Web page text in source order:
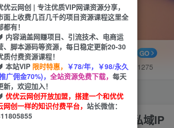
路子。
APP下载 GO
站长V：hu91275
玩转小红书，做个赚钱的私域IP
优云网创 | 专注优质VIP网课资源分享，
面上收费几百几千的项目资源课程这里全
都有！
内容涵盖网赚项目、引流技术、电商运
、脚本源码等资源，每日稳定更新20-30
质付费资源课程！
本站VIP 限时特惠， ￥78/年，￥98/永久
广佣金70%)， 全站资源免费下载， 每天
新，欢迎加入！
优优云网创开放加盟，搭建一个和优优
网创一样的知识付费平台， 站长微信：